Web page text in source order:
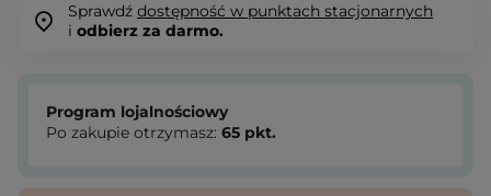
Sprawdź dostępność w punktach stacjonarnych
i odbierz za darmo.
Program lojalnościowy
Po zakupie otrzymasz: 65 pkt.